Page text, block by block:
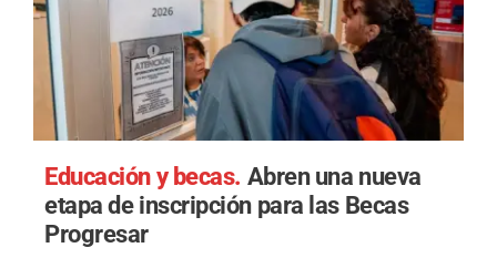
Educación y becas. Abren una nueva
etapa de inscripción para las Becas
Progresar